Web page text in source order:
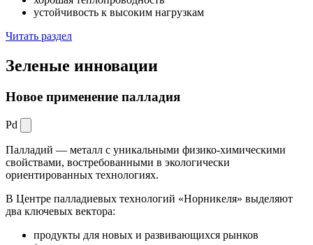
устойчивость к высоким нагрузкам
Читать раздел
Зеленые инновации
Новое применение палладия
Pd
Палладий — металл с уникальными физико-химическими
свойствами, востребованными в экологически
ориентированных технологиях.
В Центре палладиевых технологий «Норникеля» выделяют
два ключевых вектора:
продукты для новых и развивающихся рынков